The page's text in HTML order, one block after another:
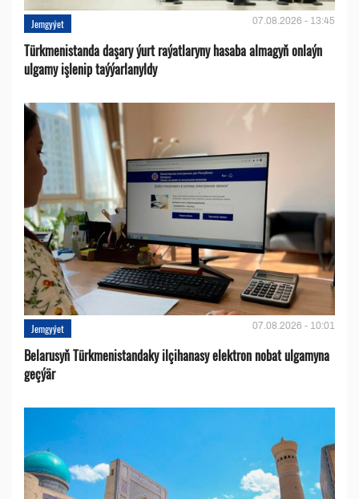
Jemgyýet 07.08.2026 - 13:45
Türkmenistanda daşary ýurt raýatlaryny hasaba almagyň onlaýn
ulgamy işlenip taýýarlanyldy
Jemgyýet 07.08.2026 - 10:01
Belarusyň Türkmenistandaky ilçihanasy elektron nobat ulgamyna
geçýär